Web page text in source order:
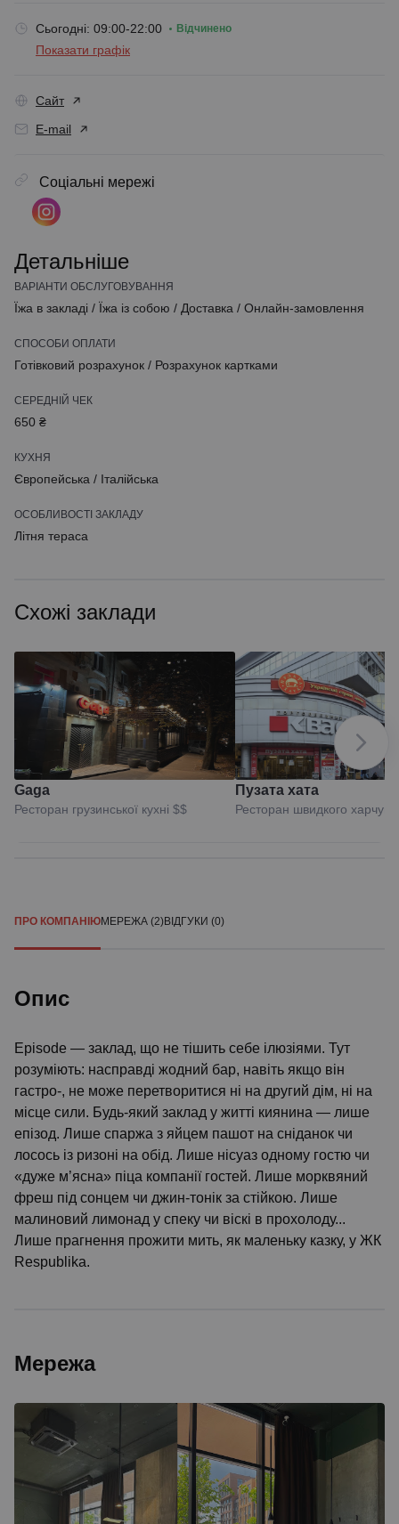
Сьогодні: 09:00-22:00 Відчинено
Показати графік
Сайт
E-mail
Соціальні мережі
Детальніше
ВАРІАНТИ ОБСЛУГОВУВАННЯ
Їжа в закладі / Їжа із собою / Доставка / Онлайн-замовлення
СПОСОБИ ОПЛАТИ
Готівковий розрахунок / Розрахунок картками
СЕРЕДНІЙ ЧЕК
650 ₴
КУХНЯ
Європейська / Італійська
ОСОБЛИВОСТІ ЗАКЛАДУ
Літня тераса
Схожі заклади
Gaga
Ресторан грузинської кухні $$
Пузата хата
Ресторан швидкого
ПРО КОМПАНІЮМЕРЕЖА (2)ВІДГУКИ (0)
Опис
Episode — заклад, що не тішить себе ілюзіями. Тут
розуміють: насправді жодний бар, навіть якщо він
гастро-, не може перетворитися ні на другий дім, ні на
місце сили. Будь-який заклад у житті киянина — лише
епізод. Лише спаржа з яйцем пашот на сніданок чи
лосось із ризоні на обід. Лише нісуаз одному гостю чи
«дуже м’ясна» піца компанії гостей. Лише морквяний
фреш під сонцем чи джин-тонік за стійкою. Лише
малиновий лимонад у спеку чи віскі в прохолоду...
Лише прагнення прожити мить, як маленьку казку, у ЖК
Respublika.
Мережа